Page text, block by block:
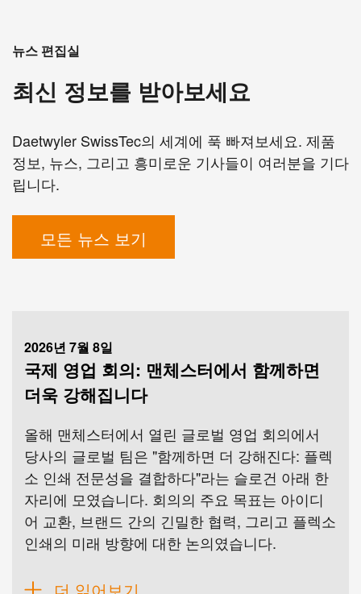
뉴스 편집실
최신 정보를 받아보세요
Daetwyler SwissTec의 세계에 푹 빠져보세요. 제품
정보, 뉴스, 그리고 흥미로운 기사들이 여러분을 기다
립니다.
모든 뉴스 보기
2026년 7월 8일
국제 영업 회의: 맨체스터에서 함께하면
더욱 강해집니다
올해 맨체스터에서 열린 글로벌 영업 회의에서
당사의 글로벌 팀은 "함께하면 더 강해진다: 플렉
소 인쇄 전문성을 결합하다"라는 슬로건 아래 한
자리에 모였습니다. 회의의 주요 목표는 아이디
어 교환, 브랜드 간의 긴밀한 협력, 그리고 플렉소
인쇄의 미래 방향에 대한 논의였습니다.